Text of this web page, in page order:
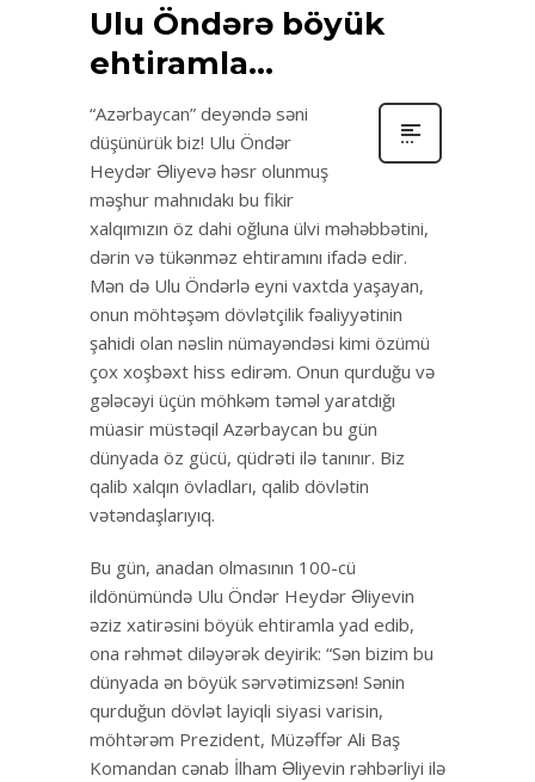
Ulu Öndərə böyük
ehtiramla…
“Azərbaycan” deyəndə səni
düşünürük biz! Ulu Öndər
Heydər Əliyevə həsr olunmuş
məşhur mahnıdakı bu fikir
xalqımızın öz dahi oğluna ülvi məhəbbətini,
dərin və tükənməz ehtiramını ifadə edir.
Mən də Ulu Öndərlə eyni vaxtda yaşayan,
onun möhtəşəm dövlətçilik fəaliyyətinin
şahidi olan nəslin nümayəndəsi kimi özümü
çox xoşbəxt hiss edirəm. Onun qurduğu və
gələcəyi üçün möhkəm təməl yaratdığı
müasir müstəqil Azərbaycan bu gün
dünyada öz gücü, qüdrəti ilə tanınır. Biz
qalib xalqın övladları, qalib dövlətin
vətəndaşlarıyıq.
Bu gün, anadan olmasının 100-cü
ildönümündə Ulu Öndər Heydər Əliyevin
əziz xatirəsini böyük ehtiramla yad edib,
ona rəhmət diləyərək deyirik: “Sən bizim bu
dünyada ən böyük sərvətimizsən! Sənin
qurduğun dövlət layiqli siyasi varisin,
möhtərəm Prezident, Müzəffər Ali Baş
Komandan cənab İlham Əliyevin rəhbərliyi ilə